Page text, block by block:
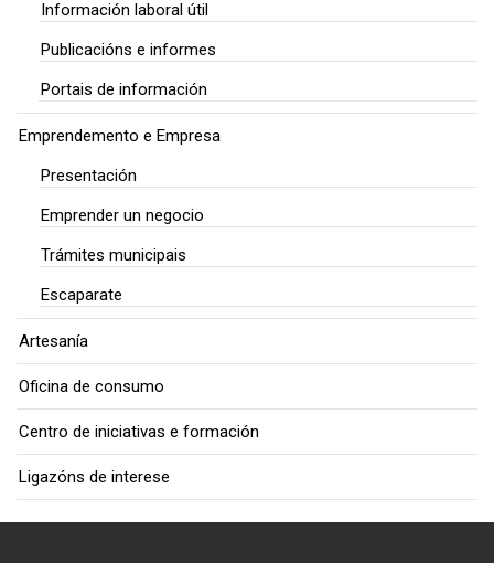
Información laboral útil
Publicacións e informes
Portais de información
Emprendemento e Empresa
Presentación
Emprender un negocio
Trámites municipais
Escaparate
Artesanía
Oficina de consumo
Centro de iniciativas e formación
Ligazóns de interese